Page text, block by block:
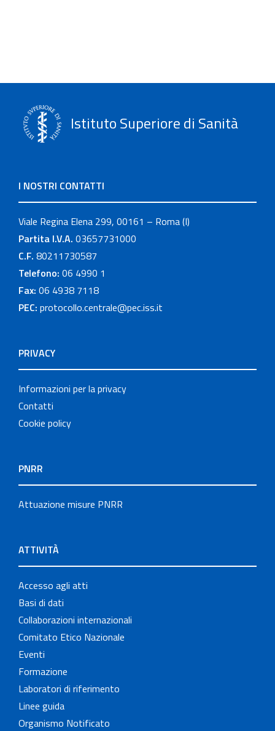
Istituto Superiore di Sanità
I NOSTRI CONTATTI
Viale Regina Elena 299, 00161 – Roma (I)
Partita I.V.A. 03657731000
C.F. 80211730587
Telefono: 06 4990 1
Fax: 06 4938 7118
PEC: protocollo.centrale@pec.iss.it
PRIVACY
Informazioni per la privacy
Contatti
Cookie policy
PNRR
Attuazione misure PNRR
ATTIVITÀ
Accesso agli atti
Basi di dati
Collaborazioni internazionali
Comitato Etico Nazionale
Eventi
Formazione
Laboratori di riferimento
Linee guida
Organismo Notificato